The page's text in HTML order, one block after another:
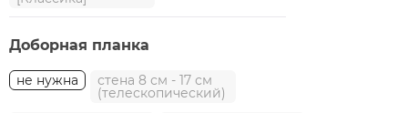
Доборная планка
не нужна стена 8 см - 17 см
(телескопический)